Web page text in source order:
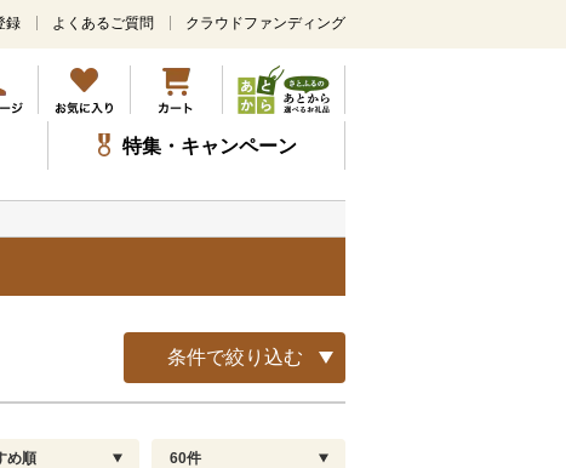
メ
ン
コ
ン
テ
ツ
ッ
録 よくあるご質問 クラウドファンディング
特集・キャンペーン
条件で絞り込む
め順 60件